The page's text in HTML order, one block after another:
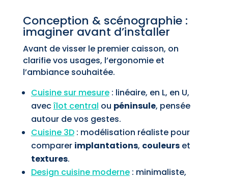
Conception & scénographie :
imaginer avant d’installer
Avant de visser le premier caisson, on
clarifie vos usages, l’ergonomie et
l’ambiance souhaitée.
Cuisine sur mesure: linéaire, en L, en U,
avecîlot central ou péninsule, pensée
autour de vos gestes.
Cuisine 3D: modélisation réaliste pour
comparer implantations, couleurset
textures.
Design cuisine moderne: minimaliste,